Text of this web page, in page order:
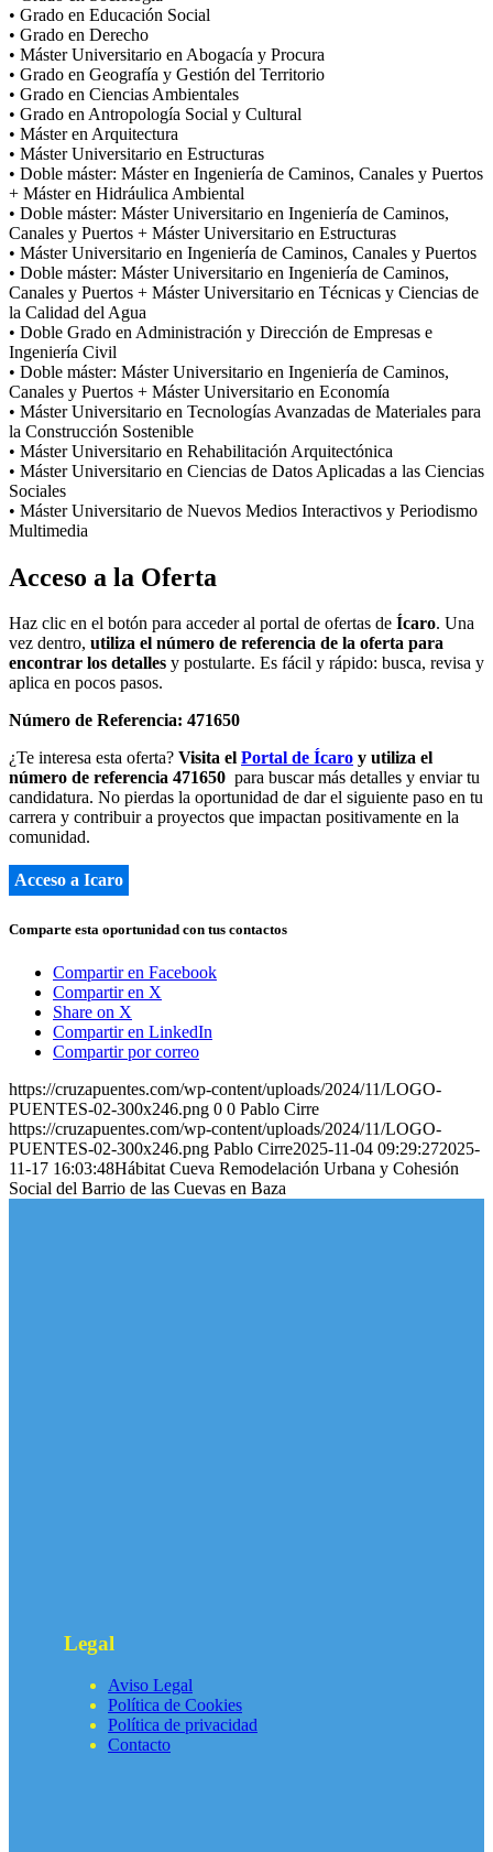
• Grado en Educación Social
• Grado en Derecho
• Máster Universitario en Abogacía y Procura
• Grado en Geografía y Gestión del Territorio
• Grado en Ciencias Ambientales
• Grado en Antropología Social y Cultural
• Máster en Arquitectura
• Máster Universitario en Estructuras
• Doble máster: Máster en Ingeniería de Caminos, Canales y Puertos
+ Máster en Hidráulica Ambiental
• Doble máster: Máster Universitario en Ingeniería de Caminos,
Canales y Puertos + Máster Universitario en Estructuras
• Máster Universitario en Ingeniería de Caminos, Canales y Puertos
• Doble máster: Máster Universitario en Ingeniería de Caminos,
Canales y Puertos + Máster Universitario en Técnicas y Ciencias de
la Calidad del Agua
• Doble Grado en Administración y Dirección de Empresas e
Ingeniería Civil
• Doble máster: Máster Universitario en Ingeniería de Caminos,
Canales y Puertos + Máster Universitario en Economía
• Máster Universitario en Tecnologías Avanzadas de Materiales para
la Construcción Sostenible
• Máster Universitario en Rehabilitación Arquitectónica
• Máster Universitario en Ciencias de Datos Aplicadas a las Ciencias
Sociales
• Máster Universitario de Nuevos Medios Interactivos y Periodismo
Multimedia
Acceso a la Oferta
Haz clic en el botón para acceder al portal de ofertas de Ícaro. Una
vez dentro, utiliza el número de referencia de la oferta para
encontrar los detalles y postularte. Es fácil y rápido: busca, revisa y
aplica en pocos pasos.
Número de Referencia: 471650
¿Te interesa esta oferta? Visita el Portal de Ícaro y utiliza el
número de referencia 471650 para buscar más detalles y enviar tu
candidatura. No pierdas la oportunidad de dar el siguiente paso en tu
carrera y contribuir a proyectos que impactan positivamente en la
comunidad.
Acceso a Icaro
Comparte esta oportunidad con tus contactos
Compartir en Facebook
Compartir en X
Share on X
Compartir en LinkedIn
Compartir por correo
https://cruzapuentes.com/wp-content/uploads/2024/11/LOGO-
PUENTES-02-300x246.png 0 0 Pablo Cirre
https://cruzapuentes.com/wp-content/uploads/2024/11/LOGO-
PUENTES-02-300x246.png Pablo Cirre2025-11-04 09:29:272025-
11-17 16:03:48Hábitat Cueva Remodelación Urbana y Cohesión
Social del Barrio de las Cuevas en Baza
Legal
Aviso Legal
Política de Cookies
Política de privacidad
Contacto